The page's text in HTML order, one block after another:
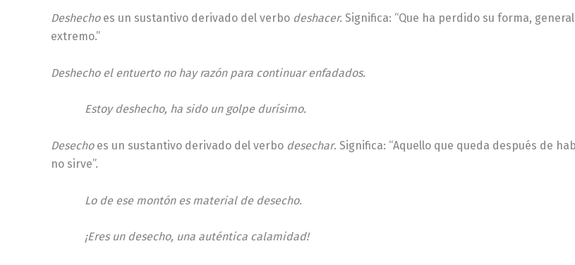
Deshechoes un sustantivo derivado del verbo deshacer. Significa: “Que ha perdido su forma,
extremo.”
Deshecho el entuerto no hay razón para continuar enfadados.
Estoy deshecho, ha sido un golpe durísimo.
Desechoes un sustantivo derivado del verbo desechar. Significa: “Aquello que queda después de
no sirve”.
Lo de ese montón es material de desecho.
¡Eres un desecho, una auténtica calamidad!